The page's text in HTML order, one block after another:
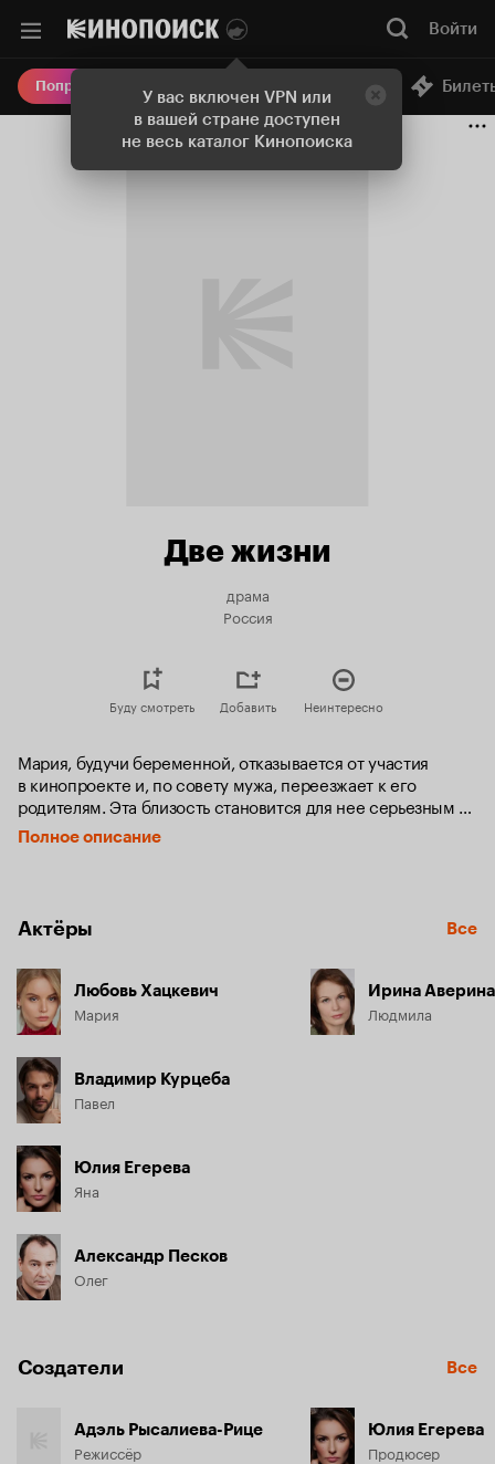
У вас включен VPN или
в вашей стране доступен
не весь каталог Кинопоиска
Войти
Попробовать Плюс Онлайн-кинотеатр
Две жизни
драма
Россия
Буду смотреть Добавить Неинтересно
Мария, будучи беременной, отказывается от участия
в кинопроекте и, по совету мужа, переезжает к его
родителям. Эта близость становится для нее серьезным
испытанием. Однако рождение ребенка может стать
для нее источником спасения и настоящей любви.
Полное описание
Актёры Все
Любовь Хацкевич
Мария
Владимир Курцеба
Павел
Юлия Егерева
Яна
Александр Песков
Олег
Ирина Аверина
Людмила
Создатели Все
Адэль Рысалиева-Рице
Режиссёр
Юлия Егерева
Продюсер